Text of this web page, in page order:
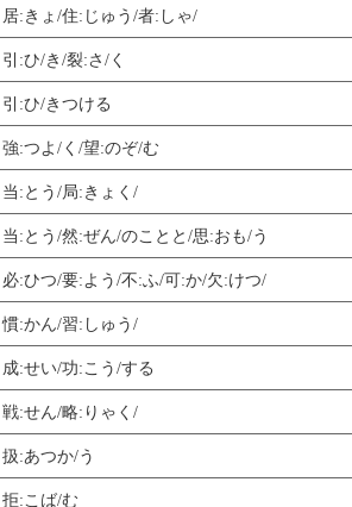
居:きょ/住:じゅう/者:しゃ/
引:ひ/き/裂:さ/く
引:ひ/きつける
強:つよ/く/望:のぞ/む
当:とう/局:きょく/
当:とう/然:ぜん/のことと/思:おも/う
必:ひつ/要:よう/不:ふ/可:か/欠:けつ/
慣:かん/習:しゅう/
成:せい/功:こう/する
戦:せん/略:りゃく/
扱:あつか/う
拒:こば/む